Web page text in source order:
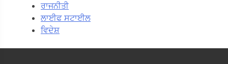
ਰਾਜਨੀਤੀ
ਲਾਈਫ ਸਟਾਈਲ
ਵਿਦੇਸ਼